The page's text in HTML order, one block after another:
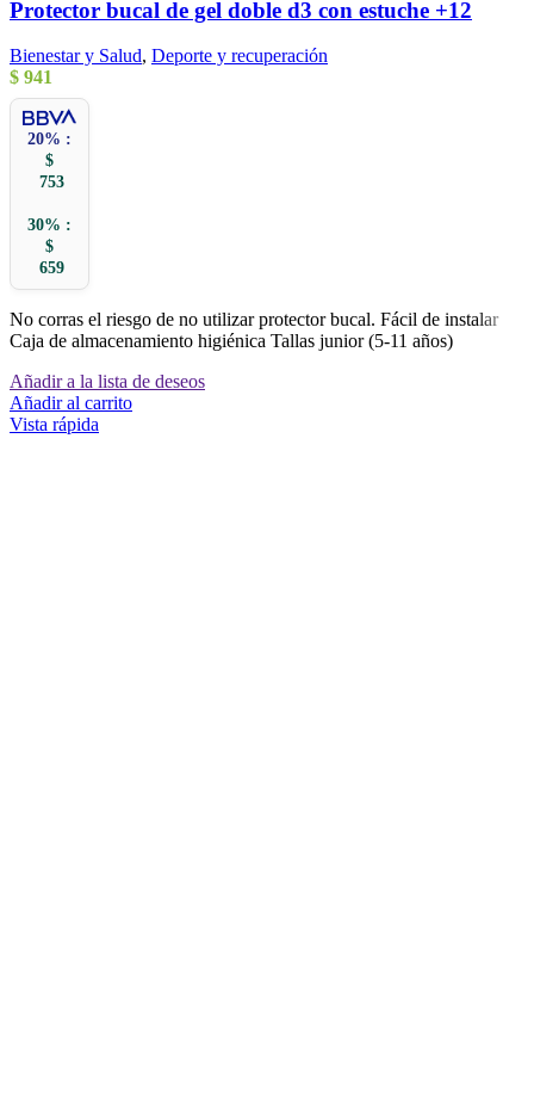
Protector bucal de gel doble d3 con estuche +12
Bienestar y Salud, Deporte y recuperación
$ 941
20% :
$
753
30% :
$
659
No corras el riesgo de no utilizar protector bucal. Fácil de instalar
Caja de almacenamiento higiénica Tallas junior (5-11 años)
Añadir a la lista de deseos
Añadir al carrito
Vista rápida